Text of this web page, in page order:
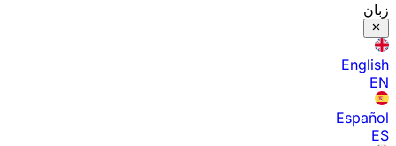
زبان
English
EN
Español
ES